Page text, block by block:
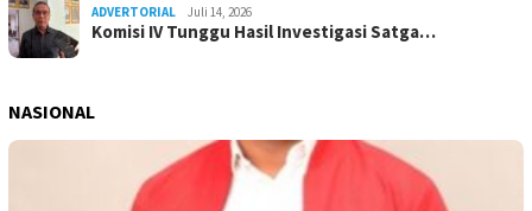
ADVERTORIAL Juli 14, 2026
Komisi IV Tunggu Hasil Investigasi Satga…
NASIONAL